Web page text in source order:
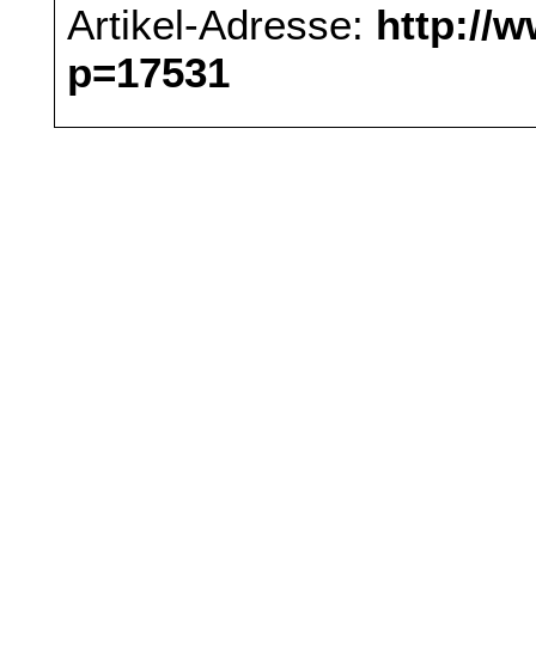
Artikel-Adresse: http://
p=17531